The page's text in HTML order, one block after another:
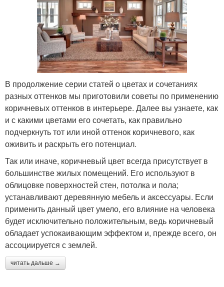
В продолжение серии статей о цветах и сочетаниях
разных оттенков мы приготовили советы по применению
коричневых оттенков в интерьере. Далее вы узнаете, как
и с какими цветами его сочетать, как правильно
подчеркнуть тот или иной оттенок коричневого, как
оживить и раскрыть его потенциал.
Так или иначе, коричневый цвет всегда присутствует в
большинстве жилых помещений. Его используют в
облицовке поверхностей стен, потолка и пола;
устанавливают деревянную мебель и аксессуары. Если
применить данный цвет умело, его влияние на человека
будет исключительно положительным, ведь коричневый
обладает успокаивающим эффектом и, прежде всего, он
ассоциируется с землей.
читать дальше →